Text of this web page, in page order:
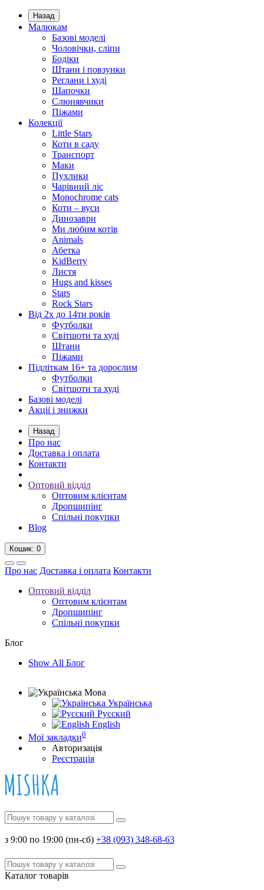
Назад
Малюкам
Базові моделі
Чоловічки, сліпи
Бодіки
Штани і повзунки
Реглани і худі
Шапочки
Слюнявчики
Піжами
Колекції
Little Stars
Коти в саду
Транспорт
Маки
Пухлики
Чарівний ліс
Monochrome cats
Коти – вуси
Динозаври
Ми любим котів
Animals
Абетка
KidBerry
Листя
Hugs and kisses
Stars
Rock Stars
Від 2х до 14ти років
Футболки
Світшоти та худі
Штани
Піжами
Підліткам 16+ та дорослим
Футболки
Світшоти та худі
Базові моделі
Акціі і знижки
Назад
Про нас
Доставка і оплата
Контакти
Оптовий відділ
Оптовим клієнтам
Дропшипінг
Спільні покупки
Blog
Кошик: 0
Про нас Доставка і оплата Контакти
Оптовий відділ
Оптовим клієнтам
Дропшипінг
Спільні покупки
Блог
Show All Блог
Мова
Українська
Русский
English
Мої закладки0
Авторизація
Реєстрація
з 9:00 по 19:00 (пн-сб) +38 (093) 348-68-63
Каталог товарів